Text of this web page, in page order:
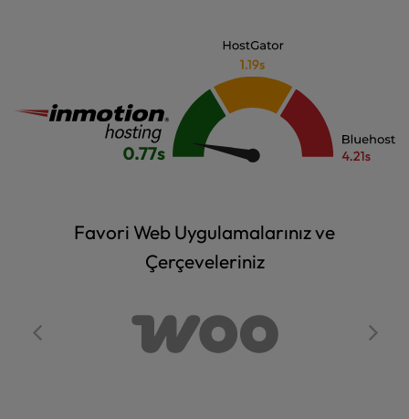
Favori Web Uygulamalarınız ve
Çerçeveleriniz